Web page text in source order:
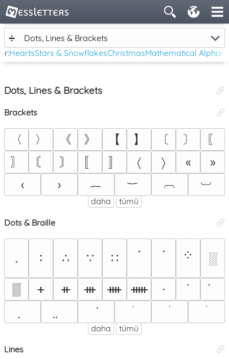
➗
Dots, Lines & Brackets
HeartsStars & SnowflakesChristmasMathematical
Dots, Lines & Brackets
Brackets
〈 〉 《 》 【 】 〔 〕
〖
〗
〘 〙 〚 〛 〈 〉 «
»
‹
› ︷ ︸ ︹ ︺
daha tümü
Dots & Braille
. ∶ ∴ ∵ ∷ ་ ༌ ༶ ░
▒ ᚐ ᚑ ᚒ ᚓ ᚔ · ˙
daha tümü
Lines